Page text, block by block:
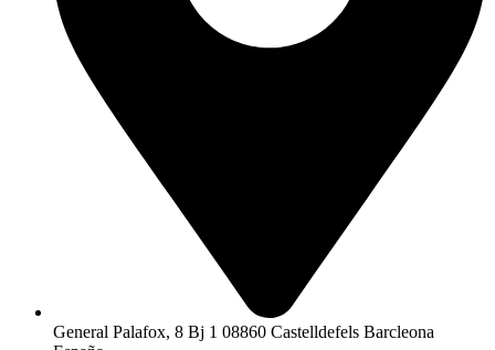
General Palafox, 8 Bj 1 08860 Castelldefels Barcleona